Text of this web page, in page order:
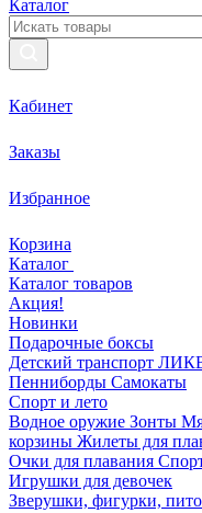
Каталог
Кабинет
Заказы
Избранное
Корзина
Каталог
Каталог товаров
Акция!
Новинки
Подарочные боксы
Детский транспорт
Пенниборды Самокаты
Спорт и лето
Водное оружие Зонты
корзины Жилеты для
Очки для плавания
Игрушки для девочек
Зверушки, фигурки,